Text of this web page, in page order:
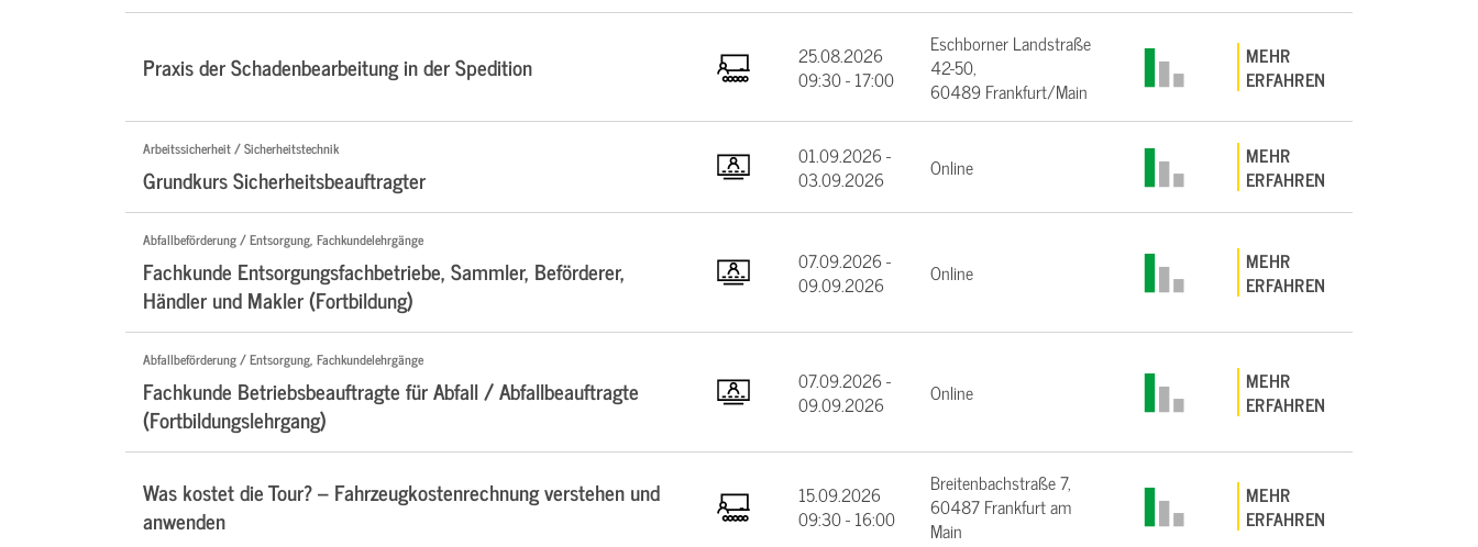
Praxis der Schadenbearbeitung in der Spedition
25.08.2026
09:30 - 17:00
Eschborner Landstraße
42-50,
60489 Frankfurt/Main
MEHR
ERFAHREN
Arbeitssicherheit / Sicherheitstechnik
Grundkurs Sicherheitsbeauftragter
01.09.2026 -
03.09.2026
Online
MEHR
ERFAHREN
Abfallbeförderung / Entsorgung, Fachkundelehrgänge
Fachkunde Entsorgungsfachbetriebe, Sammler, Beförderer,
Händler und Makler (Fortbildung)
07.09.2026 -
09.09.2026
Online
MEHR
ERFAHREN
Abfallbeförderung / Entsorgung, Fachkundelehrgänge
Fachkunde Betriebsbeauftragte für Abfall / Abfallbeauftragte
(Fortbildungslehrgang)
07.09.2026 -
09.09.2026
Online
MEHR
ERFAHREN
Was kostet die Tour? – Fahrzeugkostenrechnung verstehen und
anwenden
15.09.2026
09:30 - 16:00
Breitenbachstraße 7,
60487 Frankfurt am
Main
MEHR
ERFAHREN